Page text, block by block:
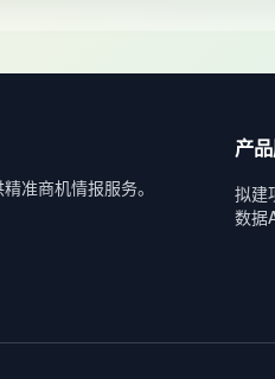
准商机情报服务。
产
拟建
数据